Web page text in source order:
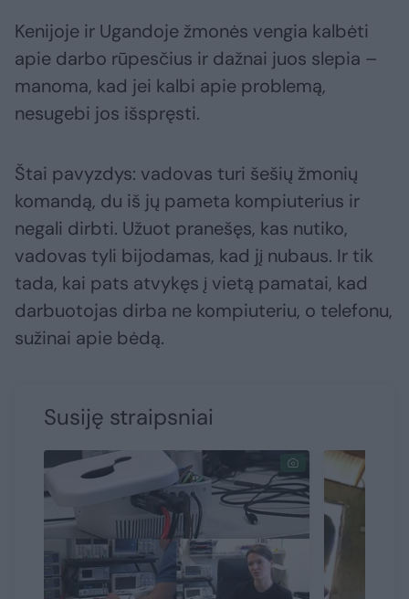
Kenijoje ir Ugandoje žmonės vengia kalbėti
apie darbo rūpesčius ir dažnai juos slepia –
manoma, kad jei kalbi apie problemą,
nesugebi jos išspręsti.
Štai pavyzdys: vadovas turi šešių žmonių
komandą, du iš jų pameta kompiuterius ir
negali dirbti. Užuot pranešęs, kas nutiko,
vadovas tyli bijodamas, kad jį nubaus. Ir tik
tada, kai pats atvykęs į vietą pamatai, kad
darbuotojas dirba ne kompiuteriu, o telefonu,
sužinai apie bėdą.
Susiję straipsniai